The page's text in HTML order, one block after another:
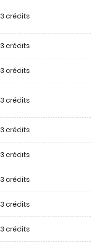
3 crédits
3 crédits
3 crédits
3 crédits
3 crédits
3 crédits
3 crédits
3 crédits
3 crédits